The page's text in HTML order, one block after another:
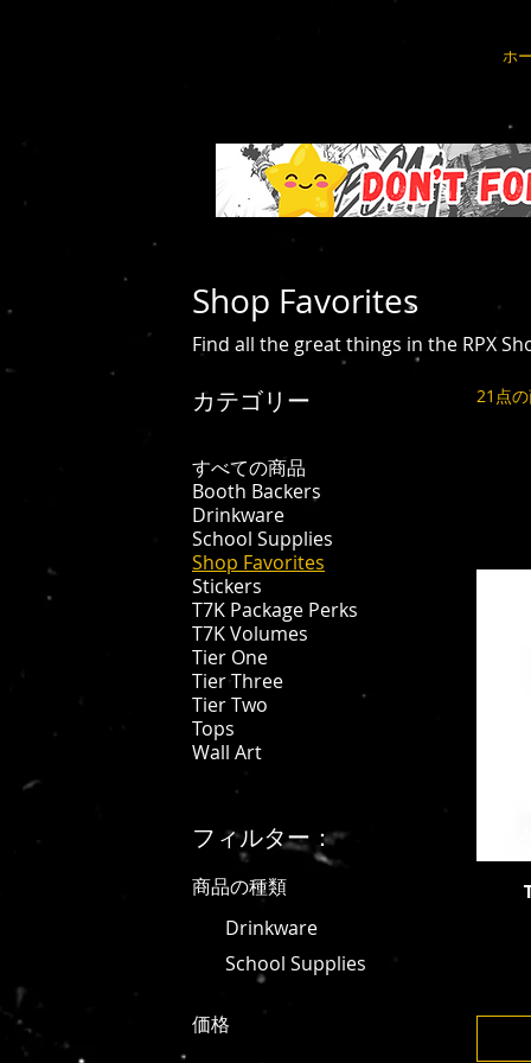
ホ
Shop Favorites
Find all the great things in the RPX
カテゴリー
すべての商品
Booth Backers
Drinkware
School Supplies
Shop Favorites
Stickers
T7K Package Perks
T7K Volumes
Tier One
Tier Three
Tier Two
Tops
Wall Art
フィルター：
商品の種類
Drinkware
School Supplies
価格
21点